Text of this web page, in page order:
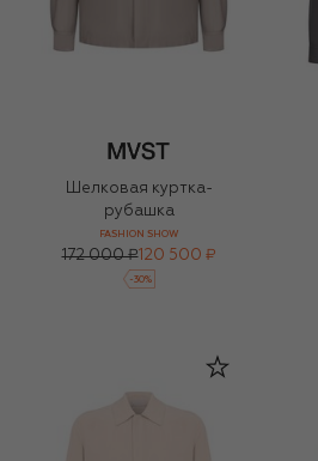
Шелковая куртка-
рубашка
FASHION SHOW
172 000 ₽120 500 ₽
-30%